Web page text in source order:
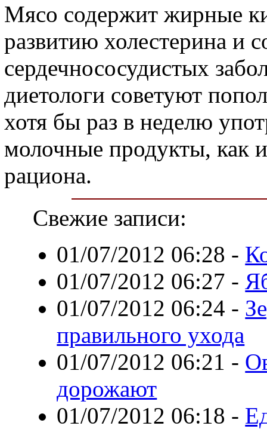
Мясо содержит жирные
развитию холестерина и
сердечнососудистых
диетологи советуют
хотя бы раз в неделю
молочные продукты, как
рациона.
Свежие записи:
01/07/2012 06:28 -
01/07/2012 06:27 -
01/07/2012 06:24 -
правильного ухода
01/07/2012 06:21 -
дорожают
01/07/2012 06:18 -